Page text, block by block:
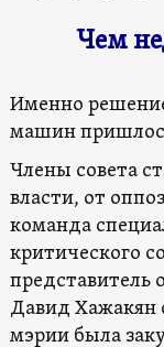
Чем
Именно
машин
Члены совета
власти, от
команда
критического
представитель
Давид Хажакян
мэрии была